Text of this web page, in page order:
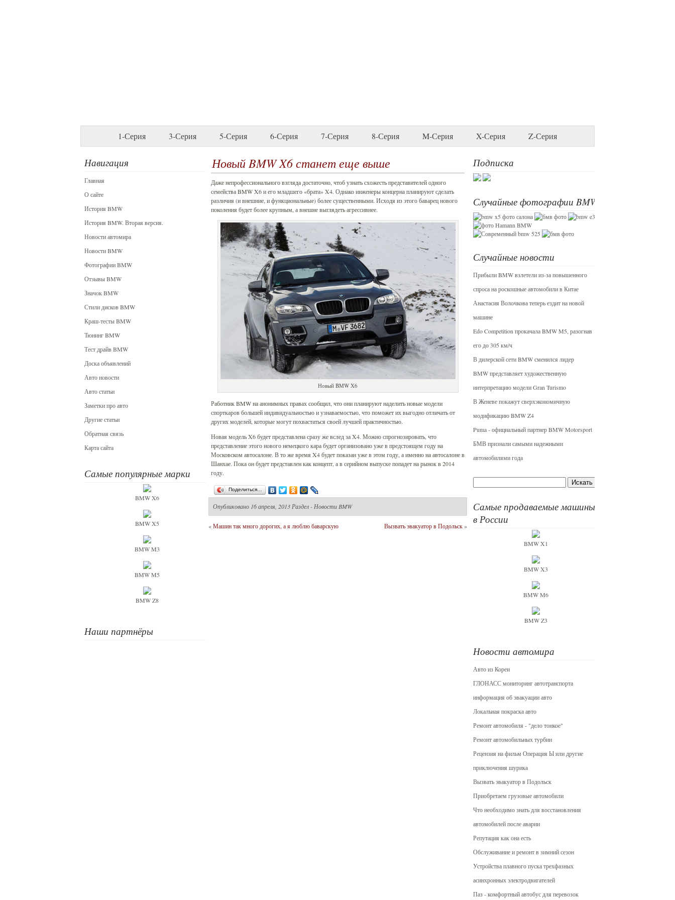
1-Серия 3-Серия 5-Серия 6-Серия 7-Серия 8-Серия M-Серия X-Серия Z-Серия
Навигация
Главная
О сайте
История BMW
История BMW. Вторая версия.
Новости автомира
Новости BMW
Фотографии BMW
Отзывы BMW
Значок BMW
Стили дисков BMW
Краш-тесты BMW
Тюнинг BMW
Тест драйв BMW
Доска объявлений
Авто новости
Авто статьи
Заметки про авто
Другие статьи
Обратная связь
Карта сайта
Самые популярные марки
BMW X6
BMW X5
BMW M3
BMW M5
BMW Z8
Наши партнёры
Подписка
Случайные фотографии BMW
Случайные новости
Прибыли BMW взлетели из-за повышенного
спроса на роскошные автомобили в Китае
Анастасия Волочкова теперь ездит на новой
машине
Edo Competition прокачала BMW M5, разогнав
его до 305 км/ч
В дилерской сети BMW сменился лидер
BMW представляет художественную
интерпретацию модели Gran Turismo
В Женеве покажут сверхэкономичную
модификацию BMW Z4
Puma - официальный партнер BMW Motorsport
БМВ признали самыми надежными
автомобилями года
Самые продаваемые машины
в России
BMW X1
BMW X3
BMW M6
BMW Z3
Новости автомира
Авто из Кореи
ГЛОНАСС мониторинг автотранспорта
информация об эвакуации авто
Локальная покраска авто
Ремонт автомобиля - "дело тонкое"
Ремонт автомобильных турбин
Рецензия на фильм Операция Ы или другие
приключения шурика
Вызвать эвакуатор в Подольск
Приобретаем грузовые автомобили
Что необходимо знать для восстановления
автомобилей после аварии
Репутация как она есть
Обслуживание и ремонт в зимний сезон
Устройства плавного пуска трехфазных
асинхронных электродвигателей
Паз - комфортный автобус для перевозок
Новый BMW X6 станет еще выше
Даже непрофессионального взгляда достаточно, чтоб узнать схожесть представителей одного
семейства BMW X6 и его младшего «брата» X4. Однако инженеры концерна планируют сделать
различия (и внешние, и функциональные) более существенными. Исходя из этого баварец нового
поколения будет более крупным, а внешне выглядеть агрессивнее.
Новый BMW X6
Работник BMW на анонимных правах сообщил, что они планируют наделить новые модели
спорткаров большей индивидуальностью и узнаваемостью, что поможет их выгодно отличать от
других моделей, которые могут похвастаться своей лучшей практичностью.
Новая модель X6 будет представлена сразу же вслед за X4. Можно спрогнозировать, что
представление этого нового немецкого кара будет организовано уже в предстоящем году на
Московском автосалоне. В то же время X4 будет показан уже в этом году, а именно на автосалоне в
Шанхае. Пока он будет представлен как концепт, а в серийном выпуске попадет на рынок в 2014
году.
Поделиться…
Опубликовано 16 апреля, 2013 Раздел - Новости BMW
«Машин так много дорогих, а я люблю баварскую Вызвать эвакуатор в Подольск»